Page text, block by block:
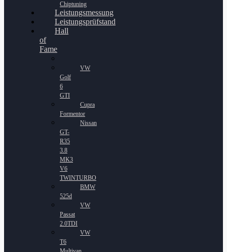
Chiptuning
Leistungsmessung
Leistungsprüfstand
Hall
of
Fame
VW
Golf
6
GTI
Cupra
Formentor
Nissan
GT-
R35
3.8
MK3
V6
TWINTURBO
BMW
525d
VW
Passat
2.0TDI
VW
T6